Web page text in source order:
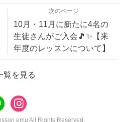
次のページ
10月・11月に新たに4名の
生徒さんがご入会🎵✨【来
年度のレッスンについて】
覧を見る
emu All Rights Reserved.